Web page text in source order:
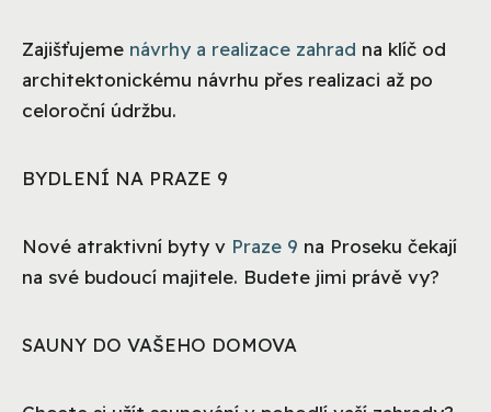
Zajišťujeme návrhy a realizace zahrad na klíč od
architektonickému návrhu přes realizaci až po
celoroční údržbu.
BYDLENÍ NA PRAZE 9
Nové atraktivní byty v Praze 9 na Proseku čekají
na své budoucí majitele. Budete jimi právě vy?
SAUNY DO VAŠEHO DOMOVA